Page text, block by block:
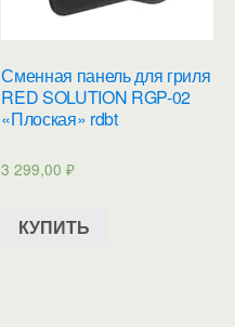
Сменная панель для гриля
RED SOLUTION RGP-02
«Плоская» rdbt
3 299,00₽
КУПИТЬ